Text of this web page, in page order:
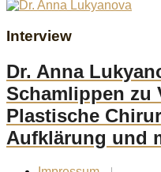
Interview
Dr. Anna
Schamlippen zu
Plastische
Aufklärung und